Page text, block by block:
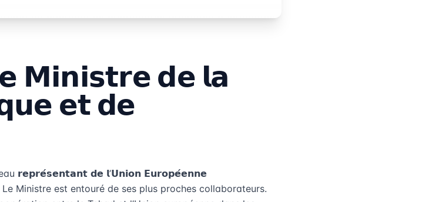
𝗠𝗶𝗻𝗶𝘀𝘁𝗿𝗲 𝗱𝗲 𝗹𝗮
𝗲𝘁 𝗱𝗲
𝗿𝗲𝗽𝗿𝗲́𝘀𝗲𝗻𝘁𝗮𝗻𝘁 𝗱𝗲 𝗹’𝗨𝗻𝗶𝗼𝗻 𝗘𝘂𝗿𝗼𝗽𝗲́𝗲𝗻𝗻𝗲
Ministre est entouré de ses plus proches collaborateurs.